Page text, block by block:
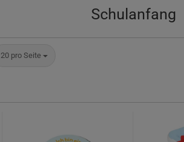
Schulanfang
20 pro Seite
pro Seite